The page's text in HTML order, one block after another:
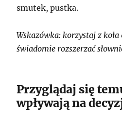
smutek, pustka.
Wskazówka: korzystaj z
świadomie rozszerzać
Przyglądaj się
wpływają na